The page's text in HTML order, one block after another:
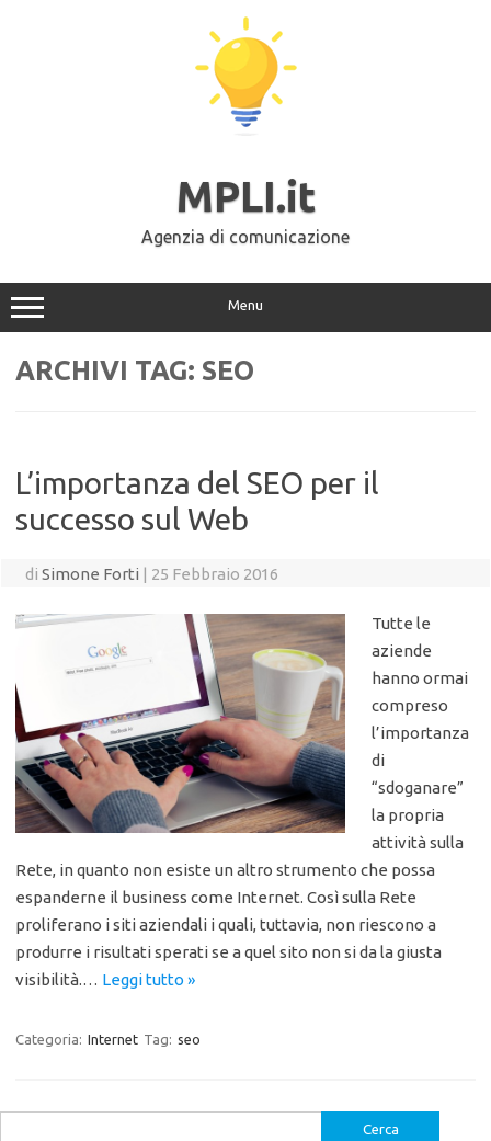
MPLI.it
Agenzia di comunicazione
Menu
ARCHIVI TAG: SEO
L’importanza del SEO per il
successo sul Web
di Simone Forti | 25 Febbraio 2016
Tutte le
aziende
hanno ormai
compreso
l’importanza
di
“sdoganare”
la propria
attività sulla
Rete, in quanto non esiste un altro strumento che possa
espanderne il business come Internet. Così sulla Rete
proliferano i siti aziendali i quali, tuttavia, non riescono a
produrre i risultati sperati se a quel sito non si da la giusta
visibilità.… Leggi tutto »
Categoria: Internet Tag: seo